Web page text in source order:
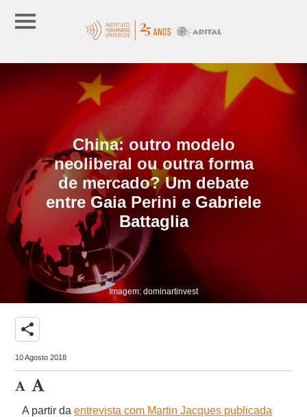
China: outro modelo
neoliberal ou outra forma
de mercado? Um debate
entre Gaia Perini e Gabriele
Battaglia
Imagem: dominartinvest
share
10 Agosto 2018
A partir daentrevista com Martin Jacques publicada